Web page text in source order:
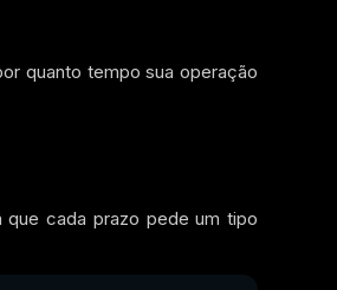
quanto tempo sua operação
que cada prazo pede um tipo